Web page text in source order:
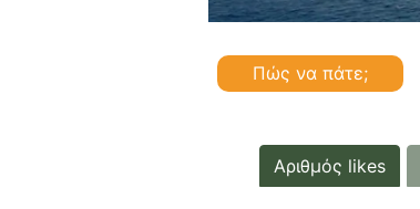
Πώς να πάτε;
Αριθμός likes